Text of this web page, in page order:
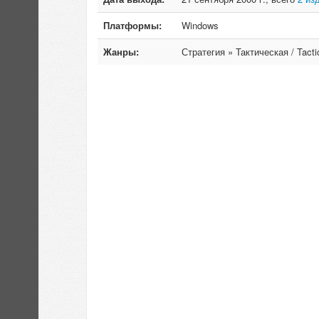
Платформы:
Windows
Жанры:
Стратегия » Тактическая /